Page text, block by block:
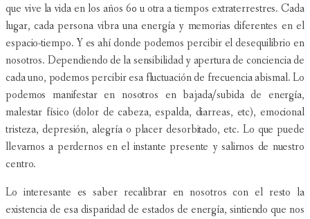
que vive la vida en los años 60 u otra a tiempos extraterrestres. Cada
lugar, cada persona vibra una energía y memorias diferentes en el
espacio-tiempo. Y es ahí donde podemos percibir el desequilibrio en
nosotros. Dependiendo de la sensibilidad y apertura de conciencia de
cada uno, podemos percibir esa fluctuación de frecuencia abismal. Lo
podemos manifestar en nosotros en bajada/subida de energía,
malestar físico (dolor de cabeza, espalda, diarreas, etc), emocional
tristeza, depresión, alegría o placer desorbitado, etc. Lo que puede
llevarnos a perdernos en el instante presente y salirnos de nuestro
centro.
Lo interesante es saber recalibrar en nosotros con el resto la
existencia de esa disparidad de estados de energía, sintiendo que nos